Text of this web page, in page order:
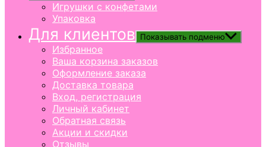
Игрушки с конфетами
Упаковка
Для клиентов Показывать подменю
Избранное
Ваша корзина заказов
Оформление заказа
Доставка товара
Вход, регистрация
Личный кабинет
Обратная связь
Акции и скидки
Отзывы